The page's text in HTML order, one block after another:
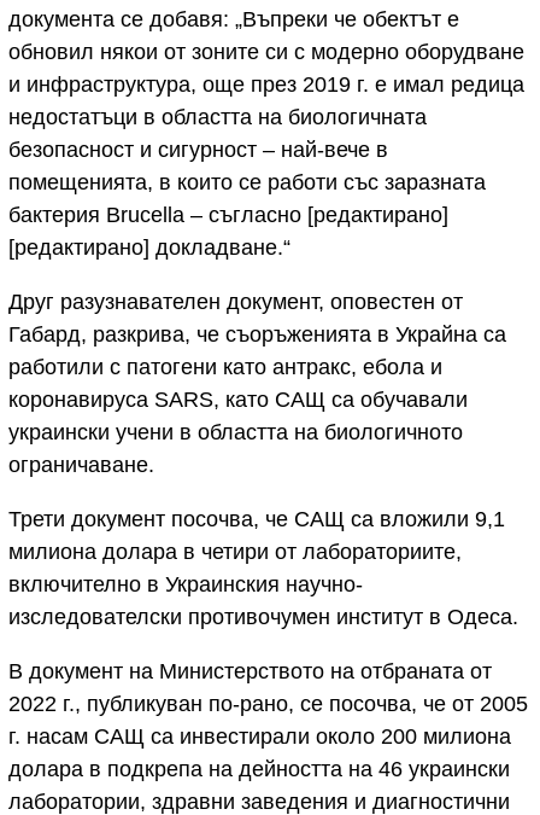
документа се добавя: „Въпреки че обектът е
обновил някои от зоните си с модерно оборудване
и инфраструктура, още през 2019 г. е имал редица
недостатъци в областта на биологичната
безопасност и сигурност – най-вече в
помещенията, в които се работи със заразната
бактерия Brucella – съгласно [редактирано]
[редактирано] докладване.“
Друг разузнавателен документ, оповестен от
Габард, разкрива, че съоръженията в Украйна са
работили с патогени като антракс, ебола и
коронавируса SARS, като САЩ са обучавали
украински учени в областта на биологичното
ограничаване.
Трети документ посочва, че САЩ са вложили 9,1
милиона долара в четири от лабораториите,
включително в Украинския научно-
изследователски противочумен институт в Одеса.
В документ на Министерството на отбраната от
2022 г., публикуван по-рано, се посочва, че от 2005
г. насам САЩ са инвестирали около 200 милиона
долара в подкрепа на дейността на 46 украински
лаборатории, здравни заведения и диагностични